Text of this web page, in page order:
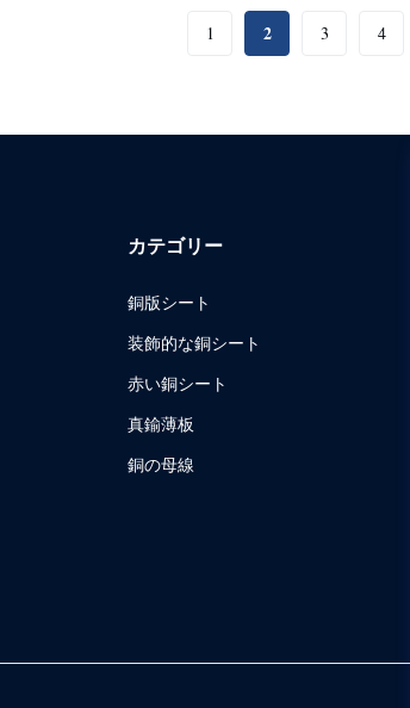
1 2 3 4
カテゴリー
銅版シート
装飾的な銅シート
赤い銅シート
真鍮薄板
銅の母線